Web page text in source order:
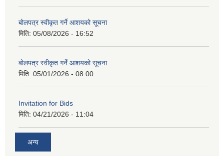
बोलपत्र स्वीकृत गर्ने आशयको सूचना
मिति: 05/08/2026 - 16:52
बोलपत्र स्वीकृत गर्ने आशयको सूचना
मिति: 05/01/2026 - 08:00
Invitation for Bids
मिति: 04/21/2026 - 11:04
अन्य